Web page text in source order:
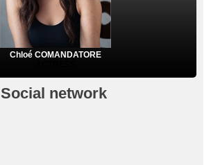
Chloé COMANDATORE
Social network